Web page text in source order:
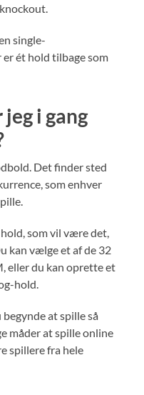
single-
ét hold tilbage som
i gang
Det finder sted
som enhver
som vil være det,
kan vælge et af de 32
eller du kan oprette et
hold.
at spille så
måder at spille online
spillere fra hele